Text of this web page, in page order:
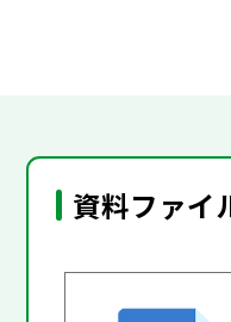
資料ファイ